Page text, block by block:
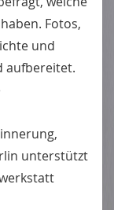
Fotos,
und
aufbereitet.
unterstützt